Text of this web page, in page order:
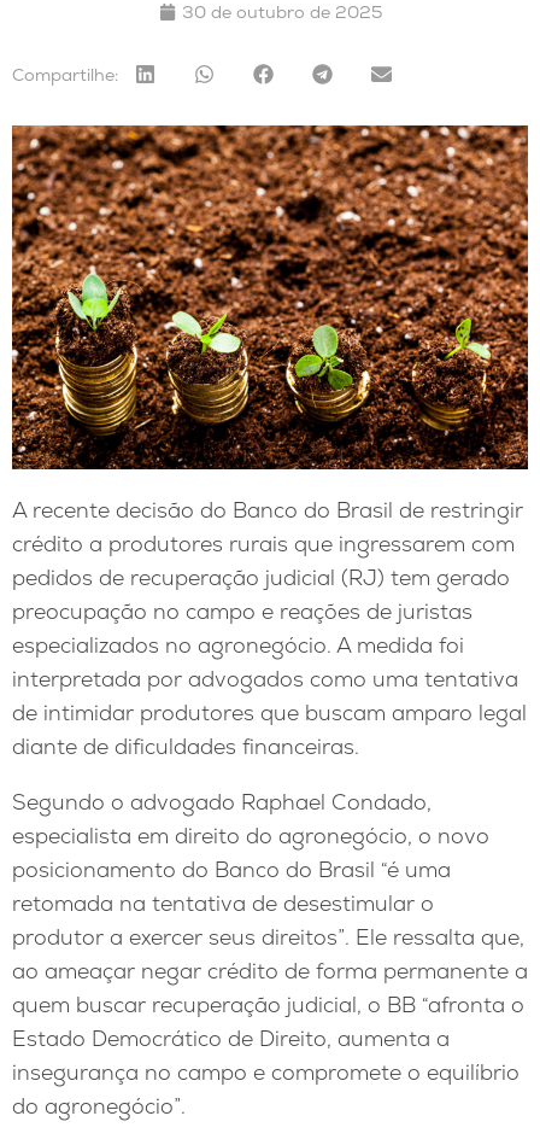
30 de outubro de 2025
Compartilhe:
A recente decisão do Banco do Brasil de restringir
crédito a produtores rurais que ingressarem com
pedidos de recuperação judicial (RJ) tem gerado
preocupação no campo e reações de juristas
especializados no agronegócio. A medida foi
interpretada por advogados como uma tentativa
de intimidar produtores que buscam amparo legal
diante de dificuldades financeiras.
Segundo o advogado Raphael Condado,
especialista em direito do agronegócio, o novo
posicionamento do Banco do Brasil “é uma
retomada na tentativa de desestimular o
produtor a exercer seus direitos”. Ele ressalta que,
ao ameaçar negar crédito de forma permanente a
quem buscar recuperação judicial, o BB “afronta o
Estado Democrático de Direito, aumenta a
insegurança no campo e compromete o equilíbrio
do agronegócio”.